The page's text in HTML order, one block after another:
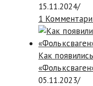
15.11.2024/
1
Как
05.11.2023/